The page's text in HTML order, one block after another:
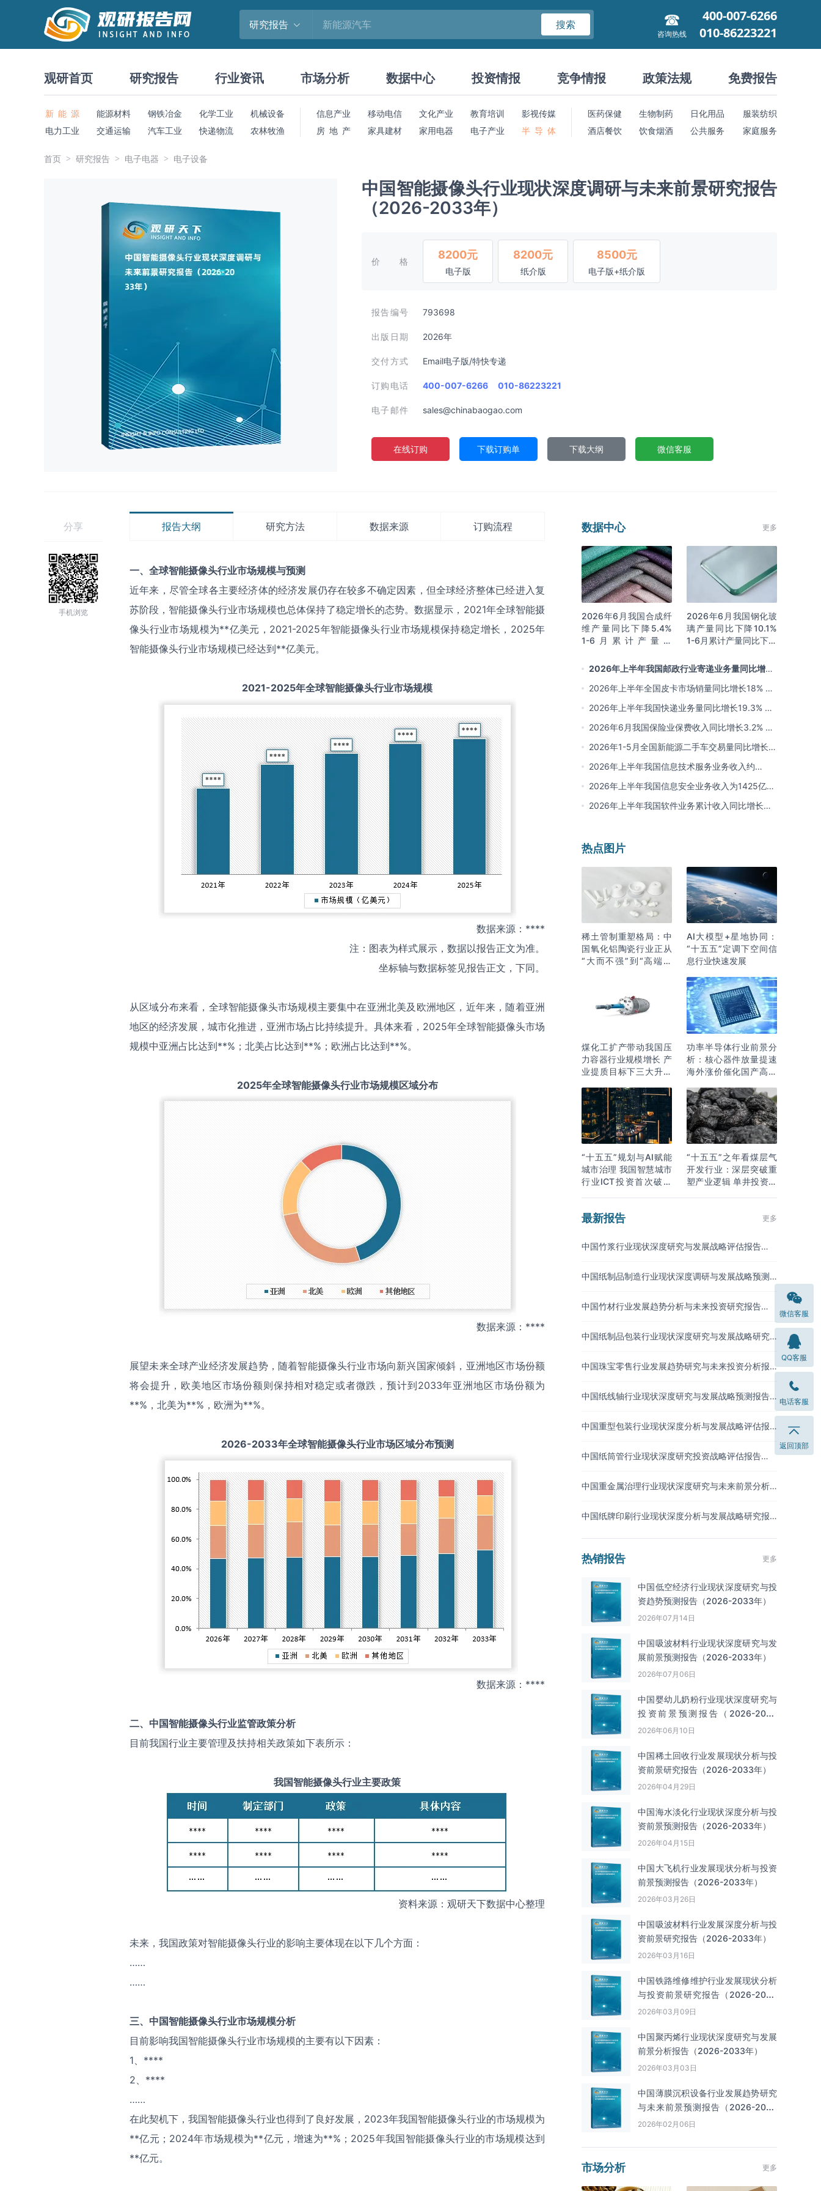
研究报告 搜索
咨询热线
400-007-6266
010-86223221
观研首页 研究报告 行业资讯 市场分析 数据中心 投资情报 竞争情报 政策法规 免费报告
新 能 源 能源材料 钢铁冶金 化学工业
机械设备
电力工业
交通运输 汽车工业 快递物流 农林牧渔
信息产业 移动电信 文化产业 教育培训
影视传媒
房 地 产
家具建材 家用电器 电子产业 半 导 体
医药保健 生物制药 日化用品
服装纺织
酒店餐饮
饮食烟酒 公共服务 家庭服务
首页 研究报告 电子电器 电子设备
中国智能摄像头行业现状深度调研与未来前景研究报告
（2026-2033年）
价格
8200元
电子版
8200元
纸介版
8500元
电子版+纸介版
报告编号 793698
出版日期 2026年
交付方式 Email电子版/特快专递
订购电话 400-007-6266 010-86223221
电子邮件 sales@chinabaogao.com
在线订购 下载订购单 下载大纲 微信客服
分享
手机浏览
报告大纲 研究方法 数据来源 订购流程
一、全球智能摄像头行业市场规模与预测
近年来，尽管全球各主要经济体的经济发展仍存在较多不确定因素，但全球经济整体已经进入复
苏阶段，智能摄像头行业市场规模也总体保持了稳定增长的态势。数据显示，2021年全球智能摄
像头行业市场规模为**亿美元，2021-2025年智能摄像头行业市场规模保持稳定增长，2025年
智能摄像头行业市场规模已经达到**亿美元。
2021-2025年全球智能摄像头行业市场规模
数据来源：****
注：图表为样式展示，数据以报告正文为准。
坐标轴与数据标签见报告正文，下同。
从区域分布来看，全球智能摄像头市场规模主要集中在亚洲北美及欧洲地区，近年来，随着亚洲
地区的经济发展，城市化推进，亚洲市场占比持续提升。具体来看，2025年全球智能摄像头市场
规模中亚洲占比达到**%；北美占比达到**%；欧洲占比达到**%。
2025年全球智能摄像头行业市场规模区域分布
数据来源：****
展望未来全球产业经济发展趋势，随着智能摄像头行业市场向新兴国家倾斜，亚洲地区市场份额
将会提升，欧美地区市场份额则保持相对稳定或者微跌，预计到2033年亚洲地区市场份额为
**%，北美为**%，欧洲为**%。
2026-2033年全球智能摄像头行业市场区域分布预测
数据来源：****
二、中国智能摄像头行业监管政策分析
目前我国行业主要管理及扶持相关政策如下表所示：
我国智能摄像头行业主要政策
资料来源：观研天下数据中心整理
未来，我国政策对智能摄像头行业的影响主要体现在以下几个方面：
……
……
三、中国智能摄像头行业市场规模分析
目前影响我国智能摄像头行业市场规模的主要有以下因素：
1、****
2、****
……
在此契机下，我国智能摄像头行业也得到了良好发展，2023年我国智能摄像头行业的市场规模为
**亿元；2024年市场规模为**亿元，增速为**%；2025年我国智能摄像头行业的市场规模达到
**亿元。
数据中心 更多
2026年6月我国合成纤
维产量同比下降5.4%
1-6月累计产量为
0.8%
2026年6月我国钢化玻
璃产量同比下降10.1%
1-6月累计产量同比下降
2026年上半年我国邮政行业寄递业务量同比增长
4.2% 业务收入同比增长6%
2026年上半年全国皮卡市场销量同比增长18% 出
口量同比增长34% 长城汽车销量领先
2026年上半年我国快递业务量同比增长19.3% 业
务收入同比增长7.3%
2026年6月我国保险业保费收入同比增长3.2% 赔
付同比增长3.8%
2026年1-5月全国新能源二手车交易量同比增长
25.7% 5月份使用年限2-4年以下交易量占比升至
2026年上半年我国信息技术服务业务收入约
52907亿元 同比增长10.4%
2026年上半年我国信息安全业务收入为1425亿元
同比增长6.3%
2026年上半年我国软件业务累计收入同比增长
热点图片
稀土管制重塑格局：中
国氧化铝陶瓷行业正从
“大而不强”到“高端突
AI大模型+星地协同：
“十五五”定调下空间信
息行业快速发展
煤化工扩产带动我国压
力容器行业规模增长 产
业提质目标下三大升级
功率半导体行业前景分
析：核心器件放量提速
海外涨价催化国产高端
“十五五”规划与AI赋能
城市治理 我国智慧城市
行业ICT投资首次破万
“十五五”之年看煤层气
开发行业：深层突破重
塑产业逻辑 单井投资成
最新报告 更多
中国竹浆行业现状深度研究与发展战略评估报告
中国纸制品制造行业现状深度调研与发展战略预测
中国竹材行业发展趋势分析与未来投资研究报告
中国纸制品包装行业现状深度研究与发展战略研究
中国珠宝零售行业发展趋势研究与未来投资分析报
中国纸线轴行业现状深度研究与发展战略预测报告
中国重型包装行业现状深度分析与发展战略评估报
中国纸筒管行业现状深度研究投资战略评估报告
中国重金属治理行业现状深度研究与未来前景分析
中国纸牌印刷行业现状深度分析与发展战略研究报
热销报告 更多
中国低空经济行业现状深度研究与投
资趋势预测报告（2026-2033年）
2026年07月14日
中国吸波材料‌‌‌行业现状深度研究与发
展前景预测报告（2026-2033年）
2026年07月06日
中国婴幼儿奶粉行业现状深度研究与
投资前景预测报告（2026-2033
年）
2026年06月10日
中国‌‌稀土回收‌‌行业发展现状分析与投
资前景研究报告（2026-2033年）
2026年04月29日
中国海水淡化行业现状深度分析与投
资前景预测报告（2026-2033年）
2026年04月15日
中国大飞机行业发展现状分析与投资
前景预测报告（2026-2033年）
2026年03月26日
中国吸波材料行业发展深度分析与投
资前景研究报告（2026-2033年）
2026年03月16日
中国铁路维修维护行业发展现状分析
与投资前景研究报告（2026-2033
年）
2026年03月09日
中国聚丙烯行业现状深度研究与发展
前景分析报告（2026-2033年）
2026年03月03日
中国薄膜沉积设备行业发展趋势研究
与未来前景预测报告（2026-2033
年）
2026年02月06日
市场分析 更多
微信客服
QQ客服
电话客服
返回顶部